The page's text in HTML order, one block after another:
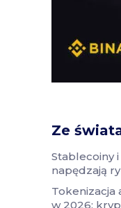
Ze
Stablecoiny
napędzają
Tokenizacja
w 2026: